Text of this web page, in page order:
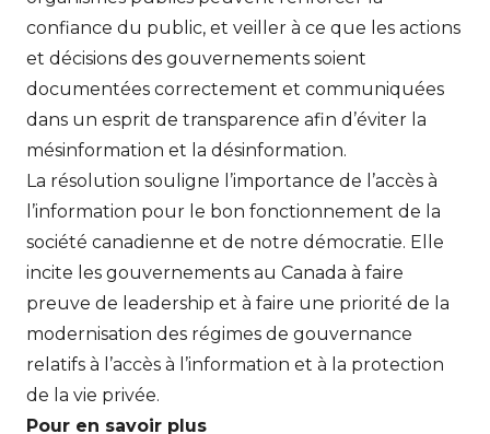
confiance du public, et veiller à ce que les actions
et décisions des gouvernements soient
documentées correctement et communiquées
dans un esprit de transparence afin d’éviter la
mésinformation et la désinformation.
La résolution souligne l’importance de l’accès à
l’information pour le bon fonctionnement de la
société canadienne et de notre démocratie. Elle
incite les gouvernements au Canada à faire
preuve de leadership et à faire une priorité de la
modernisation des régimes de gouvernance
relatifs à l’accès à l’information et à la protection
de la vie privée.
Pour en savoir plus